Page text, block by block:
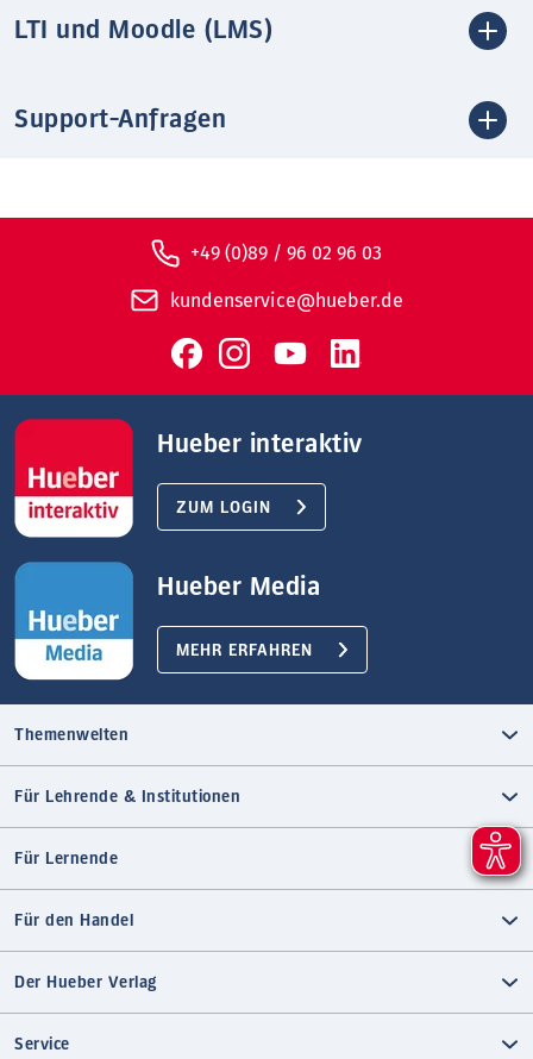
LTI und Moodle (LMS)
Support-Anfragen
+49 (0)89 / 96 02 96 03
kundenservice@hueber.de
Hueber interaktiv
ZUM LOGIN
Hueber Media
MEHR ERFAHREN
Themenwelten
Für Lehrende & Institutionen
Für Lernende
Für den Handel
Der Hueber Verlag
Service